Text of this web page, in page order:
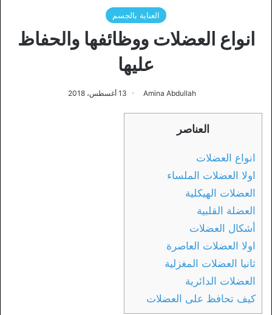
العناية بالجسم
انواع العضلات ووظائفها والحفاظ
عليها
Amina Abdullah 13 أغسطس، 2018
العناصر
انواع العضلات
اولا العضلات الملساء
العضلات الهيكلية
العضلة القلبية
أشكال العضلات
اولا العضلات العاصرة
ثانيا العضلات المغزلية
العضلات الدائرية
كيف تحافظ على العضلات